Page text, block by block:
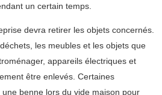
un certain temps.
devra retirer les objets concernés.
les meubles et les objets que
appareils électriques et
être enlevés. Certaines
benne lors du vide maison pour